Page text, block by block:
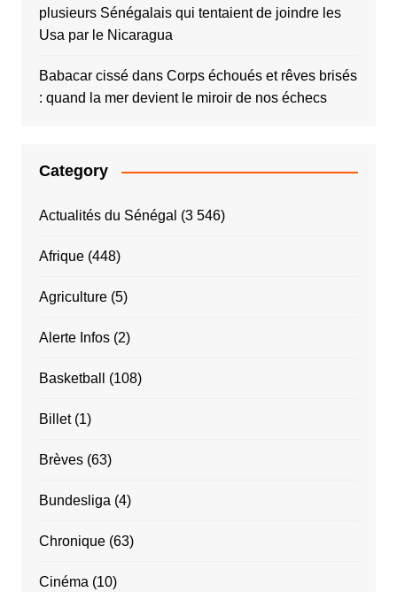
plusieurs Sénégalais qui tentaient de joindre les
Usa par le Nicaragua
Babacar cissédans Corps échoués et rêves brisés
: quand la mer devient le miroir de nos échecs
Category
Actualités du Sénégal (3 546)
Afrique(448)
Agriculture(5)
Alerte Infos(2)
Basketball (108)
Billet(1)
Brèves(63)
Bundesliga (4)
Chronique(63)
Cinéma (10)